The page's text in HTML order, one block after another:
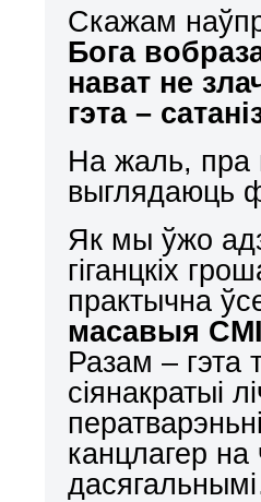
Скажам
Бога
нават не
гэта –
На жаль, пра
выглядаюць
Як мы ўжо
гіганцкіх
практычна
масавыя
Разам – гэта
сіянакратыі
канцлагер